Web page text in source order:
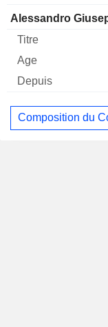
Alessandro
Composition du